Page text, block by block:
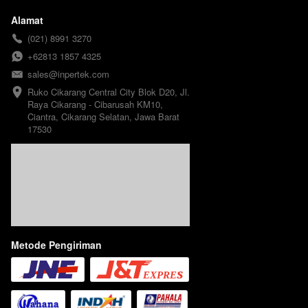
Alamat
(021) 8991 3270
+62813 1857 4325
sales@inpertek.com
Ruko Cikarang Central City Blok D20, Jl.
Raya Cikarang - Cibarusah KM10,
Ciantra, Cikarang Selatan, Jawa Barat
17530
Metode Pengiriman